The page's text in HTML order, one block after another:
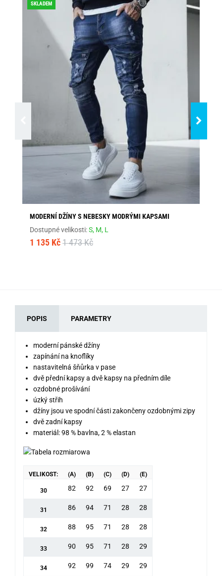
SKLADEM
MODERNÍ DŽÍNY S NEBESKY MODRÝMI KAPSAMI
Dostupné velikosti:S, M, L
1 135 Kč 1 473 Kč
POPIS PARAMETRY
moderní pánské džíny
zapínání na knoflíky
nastavitelná šňůrka v pase
dvě přední kapsy a dvě kapsy na předním díle
ozdobné prošívání
úzký střih
džíny jsou ve spodní části zakončeny ozdobnými zipy
dvě zadní kapsy
materiál: 98 % bavlna, 2 % elastan
VELIKOST: (A) (B) (C) (D) (E)
30 82 92 69 27 27
31 86 94 71 28 28
32 88 95 71 28 28
33 90 95 71 28 29
34 92 99 74 29 29